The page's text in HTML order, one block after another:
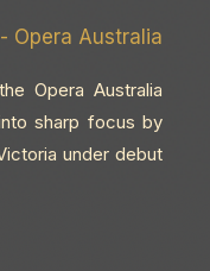
Opera Australia
Opera Australia
sharp focus by
under debut